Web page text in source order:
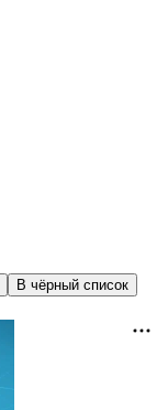
В чёрный список